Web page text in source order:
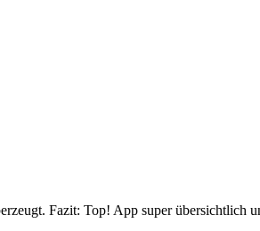
Fazit: Top! App super übersichtlich